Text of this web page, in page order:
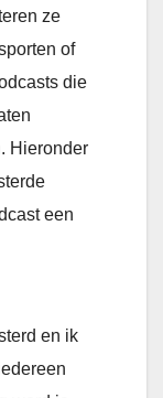
ze
of
die
Hieronder
een
en ik